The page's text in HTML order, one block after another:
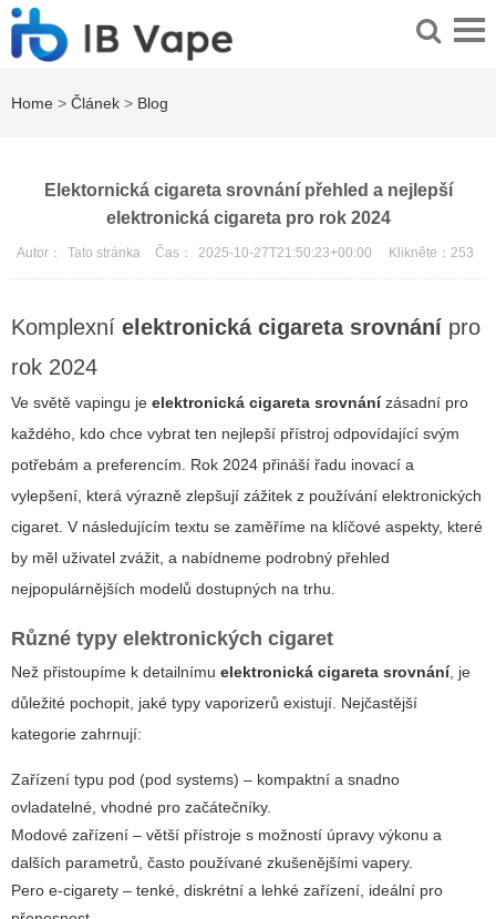
Home > Článek > Blog
Elektornická cigareta srovnání přehled a nejlepší
elektronická cigareta pro rok 2024
Autor： Tato stránka Čas： 2025-10-27T21:50:23+00:00 Klikněte： 253
Komplexní elektronická cigareta srovnání pro
rok 2024
Ve světě vapingu je elektronická cigareta srovnánízásadní pro
každého, kdo chce vybrat ten nejlepší přístroj odpovídající svým
potřebám a preferencím. Rok 2024 přináší řadu inovací a
vylepšení, která výrazně zlepšují zážitek z používání elektronických
cigaret. V následujícím textu se zaměříme na klíčové aspekty, které
by měl uživatel zvážit, a nabídneme podrobný přehled
nejpopulárnějších modelů dostupných na trhu.
Různé typy elektronických cigaret
Než přistoupíme k detailnímu elektronická cigareta srovnání, je
důležité pochopit, jaké typy vaporizerů existují. Nejčastější
kategorie zahrnují:
Zařízení typu pod (pod systems) – kompaktní a snadno
ovladatelné, vhodné pro začátečníky.
Modové zařízení – větší přístroje s možností úpravy výkonu a
dalších parametrů, často používané zkušenějšími vapery.
Pero e-cigarety – tenké, diskrétní a lehké zařízení, ideální pro